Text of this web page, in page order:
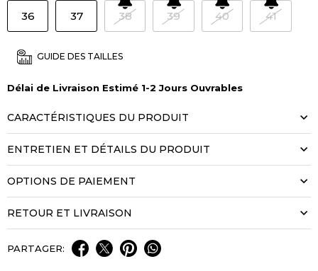
36 37 38 39 40 41
GUIDE DES TAILLES
Délai de Livraison Estimé 1-2 Jours Ouvrables
CARACTÉRISTIQUES DU PRODUIT
ENTRETIEN ET DÉTAILS DU PRODUIT
OPTIONS DE PAIEMENT
RETOUR ET LIVRAISON
PARTAGER: